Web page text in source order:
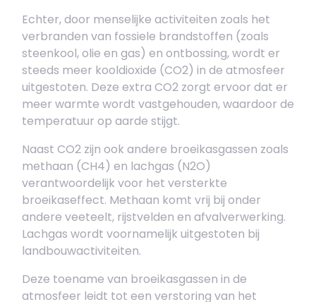
Echter, door menselijke activiteiten zoals het
verbranden van fossiele brandstoffen (zoals
steenkool, olie en gas) en ontbossing, wordt er
steeds meer kooldioxide (CO2) in de atmosfeer
uitgestoten. Deze extra CO2 zorgt ervoor dat er
meer warmte wordt vastgehouden, waardoor de
temperatuur op aarde stijgt.
Naast CO2 zijn ook andere broeikasgassen zoals
methaan (CH4) en lachgas (N2O)
verantwoordelijk voor het versterkte
broeikaseffect. Methaan komt vrij bij onder
andere veeteelt, rijstvelden en afvalverwerking.
Lachgas wordt voornamelijk uitgestoten bij
landbouwactiviteiten.
Deze toename van broeikasgassen in de
atmosfeer leidt tot een verstoring van het